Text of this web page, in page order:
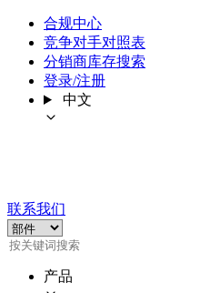
合规中心
竞争对手对照表
分销商库存搜索
登录/注册
中文
联系我们
产品